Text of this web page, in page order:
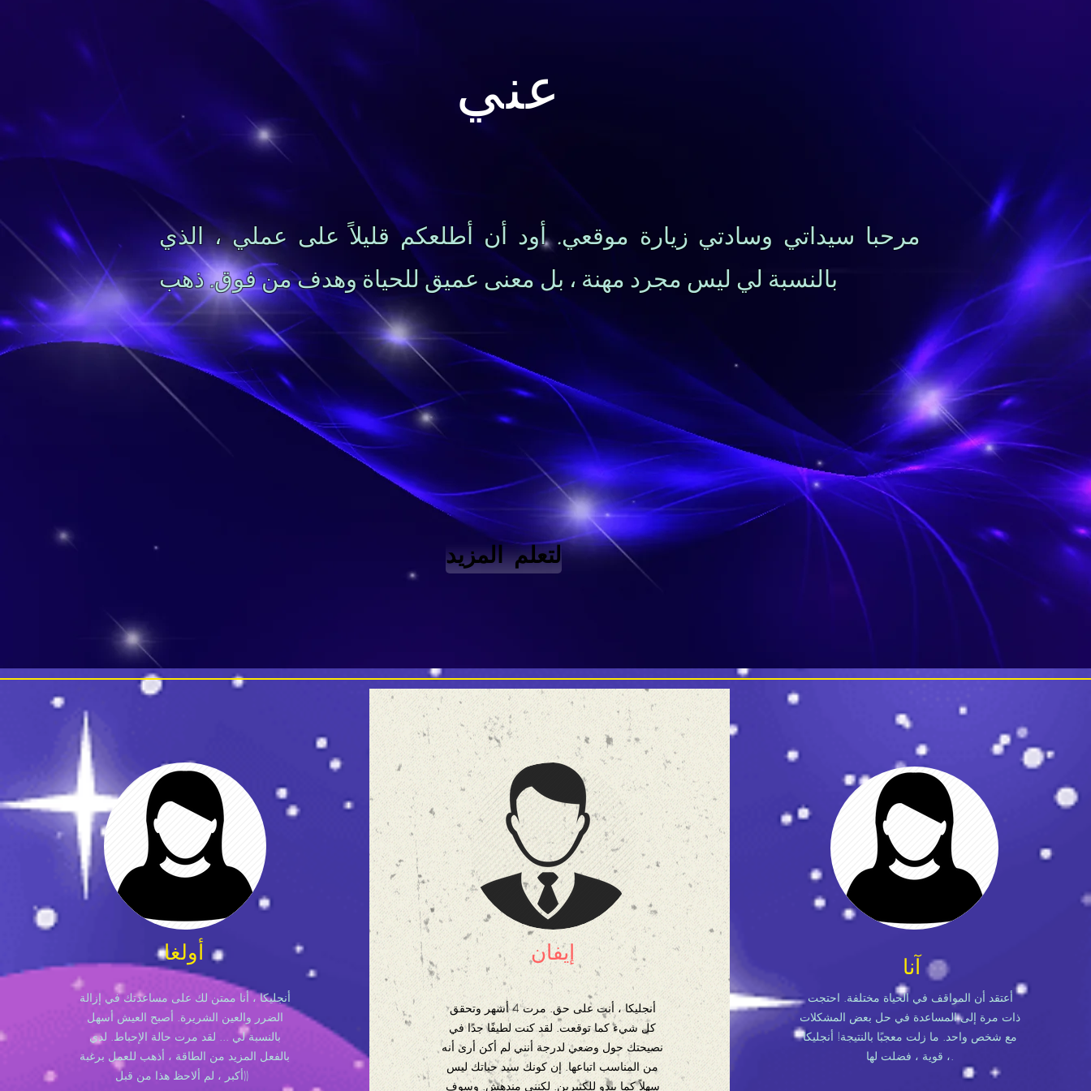
عني
مرحبا سيداتي وسادتي زيارة موقعي. أود أن أطلعكم قليلاً على عملي ، الذي
بالنسبة لي ليس مجرد مهنة ، بل معنى عميق للحياة وهدف من فوق. ذهب
لتعلم المزيد
أولغا
أنجليكا ، أنا ممتن لك على مساعدتك في إزالة
الضرر والعين الشريرة. أصبح العيش أسهل
بالنسبة لي ... لقد مرت حالة الإحباط. لدي
بالفعل المزيد من الطاقة ، أذهب للعمل برغبة
أكبر ، لم ألاحظ هذا من قبل))
إيفان
أنجليكا ، أنت على حق. مرت 4 أشهر وتحقق
كل شيء كما توقعت. لقد كنت لطيفًا جدًا في
نصيحتك حول وضعي لدرجة أنني لم أكن أرى أنه
من المناسب اتباعها. إن كونك سيد حياتك ليس
سهلاً كما يبدو للكثيرين. لكنني مندهش. وسوف
آنا
أعتقد أن المواقف في الحياة مختلفة. احتجت
ذات مرة إلى المساعدة في حل بعض المشكلات
مع شخص واحد. ما زلت معجبًا بالنتيجة! أنجليكا
، قوية ، فضلت لها.